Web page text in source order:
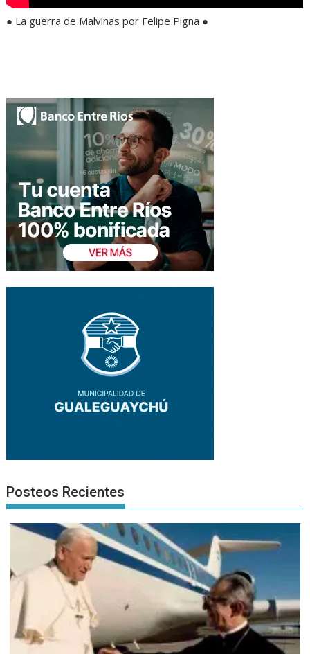
● La guerra de Malvinas por Felipe Pigna ●
Posteos Recientes